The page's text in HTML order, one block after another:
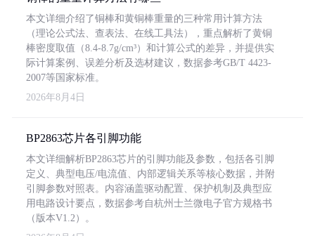
本文详细介绍了铜棒和黄铜棒重量的三种常用计算方法
（理论公式法、查表法、在线工具法），重点解析了黄铜
棒密度取值（8.4-8.7g/cm³）和计算公式的差异，并提供实
际计算案例、误差分析及选材建议，数据参考GB/T 4423-
2007等国家标准。
2026年8月4日
BP2863芯片各引脚功能
本文详细解析BP2863芯片的引脚功能及参数，包括各引脚
定义、典型电压/电流值、内部逻辑关系等核心数据，并附
引脚参数对照表。内容涵盖驱动配置、保护机制及典型应
用电路设计要点，数据参考自杭州士兰微电子官方规格书
（版本V1.2）。